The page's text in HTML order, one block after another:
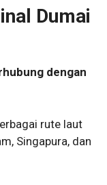
Dumai
dengan
rute laut
Singapura, dan